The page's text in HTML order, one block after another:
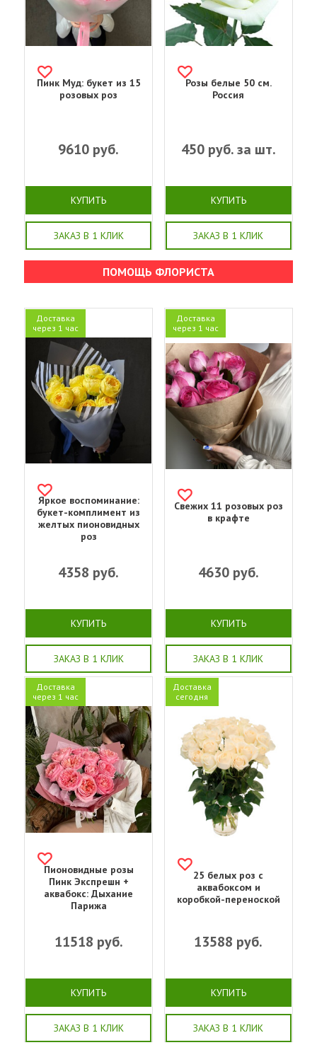
Пинк Муд: букет из 15
розовых роз
9610 руб.
КУПИТЬ
ЗАКАЗ В 1 КЛИК
Розы белые 50 см.
Россия
450руб. за шт.
КУПИТЬ
ЗАКАЗ В 1 КЛИК
ПОМОЩЬ ФЛОРИСТА
Доставка
через 1 час
Яркое воспоминание:
букет-комплимент из
желтых пионовидных
роз
4358 руб.
КУПИТЬ
ЗАКАЗ В 1 КЛИК
Доставка
через 1 час
Свежих 11 розовых роз
в крафте
4630руб.
КУПИТЬ
ЗАКАЗ В 1 КЛИК
Доставка
через 1 час
Пионовидные розы
Пинк Экспрешн +
аквабокс: Дыхание
Парижа
11518 руб.
КУПИТЬ
ЗАКАЗ В 1 КЛИК
Доставка
сегодня
25 белых роз с
аквабоксом и
коробкой-переноской
13588 руб.
КУПИТЬ
ЗАКАЗ В 1 КЛИК